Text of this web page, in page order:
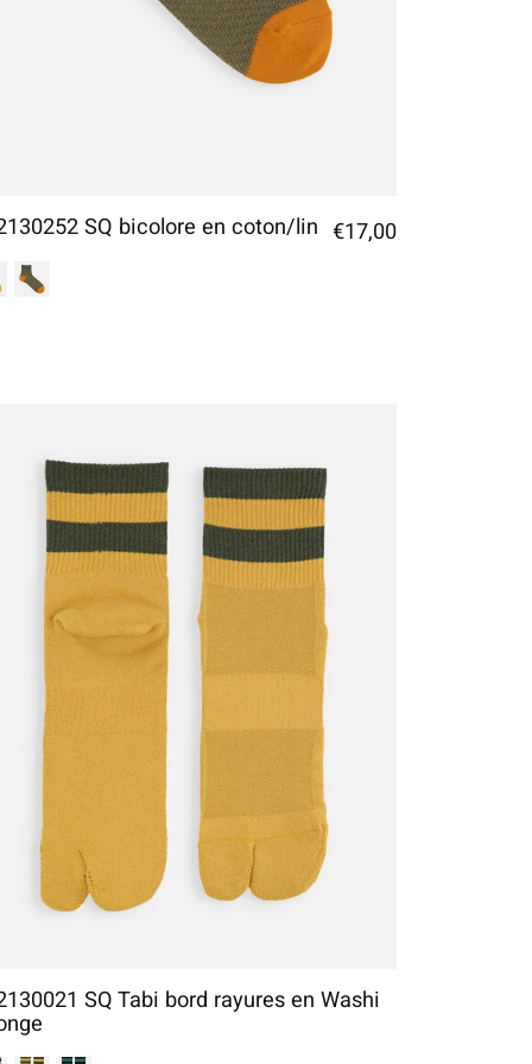
SQ bicolore en coton/lin €17,00
SQ Tabi bord rayures en Washi